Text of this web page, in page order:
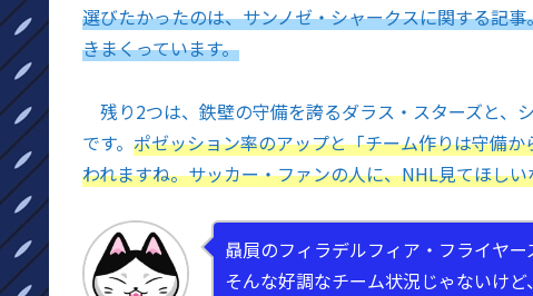
選びたかったのは、サンノゼ・シャークスに関する記
きまくっています。
残り2つは、鉄壁の守備を誇るダラス・スターズと
です。 ポゼッション率のアップと「チーム作りは守備
われますね。サッカー・ファンの人に、NHL見てほし
贔屓のフィラデルフィア・フライヤー
そんな好調なチーム状況じゃないけど